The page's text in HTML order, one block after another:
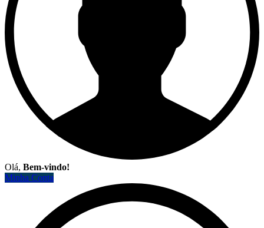
Olá, Bem-vindo!
Minha Conta